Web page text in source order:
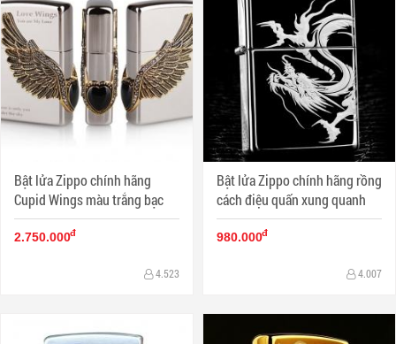
Bật lửa Zippo chính hãng
Cupid Wings màu trắng bạc
2.750.000đ
4.523
Bật lửa Zippo chính hãng rồng
cách điệu quấn xung quanh
980.000đ
4.007